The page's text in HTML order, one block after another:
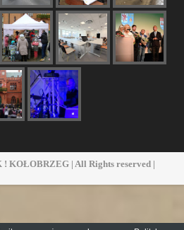
! KOŁOBRZEG | All Rights reserved |